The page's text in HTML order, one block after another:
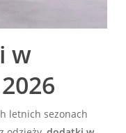
w‌
letnich sezonach